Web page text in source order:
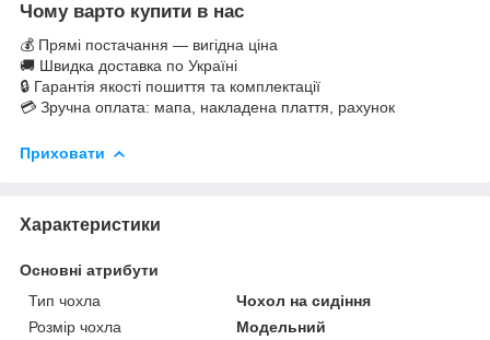
Чому варто купити в нас
💰 Прямі постачання — вигідна ціна
🚚 Швидка доставка по Україні
🔒 Гарантія якості пошиття та комплектації
💳 Зручна оплата: мапа, накладена плаття, рахунок
Приховати
Характеристики
Основні атрибути
Тип чохла
Чохол на сидіння
Розмір чохла
Модельний